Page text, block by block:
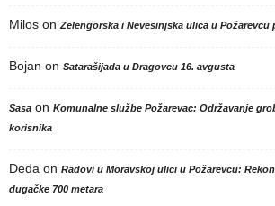
Milos on Zelengorska i Nevesinjska ulica u Požarevcu
Bojan on Satarašijada u Dragovcu 16. avgusta
Sasa on Komunalne službe Požarevac: Održavanje
korisnika
Deda on Radovi u Moravskoj ulici u Požarevcu:
dugačke 700 metara